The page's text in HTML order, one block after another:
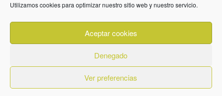
Utilizamos cookies para optimizar nuestro sitio web y nuestro servicio.
Aceptar cookies
Denegado
Ver preferencias
636 01 61 85
Fuente Palmera
info @ fuentepalmerainformacion.es
Privacidad Aviso legal
Cookies
Quiénes Somos
Contacto